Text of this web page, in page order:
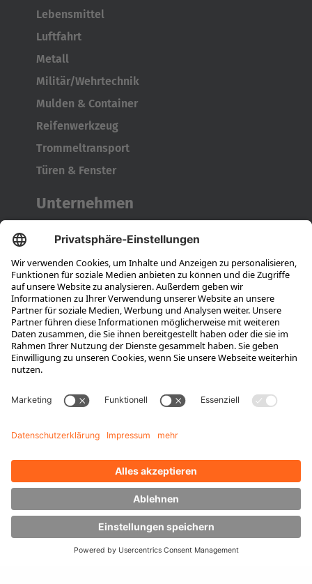
Lebensmittel
Luftfahrt
Metall
Militär/Wehrtechnik
Mulden & Container
Reifenwerkzeug
Trommeltransport
Türen & Fenster
Unternehmen
Nachhaltigkeit
Niederlassungen
Ansprechpartner
Karriere
Ausbildung
Berufseinsteiger & Erfahrene
Das bieten wir
Stellenangebote
Energiemanagement